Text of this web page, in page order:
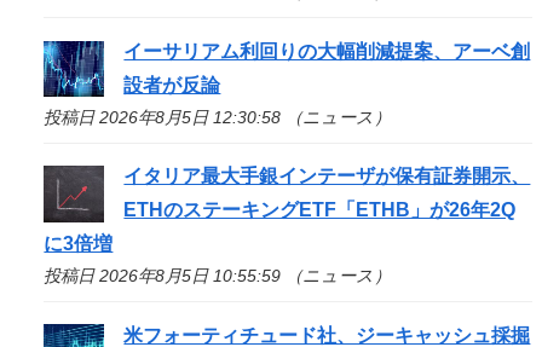
イーサリアム利回りの大幅削減提案、アーベ創
設者が反論
投稿日 2026年8月5日 12:30:58 （ニュース）
イタリア最大手銀インテーザが保有証券開示、
ETHのステーキングETF「ETHB」が26年2Q
に3倍増
投稿日 2026年8月5日 10:55:59 （ニュース）
米フォーティチュード社、ジーキャッシュ採掘